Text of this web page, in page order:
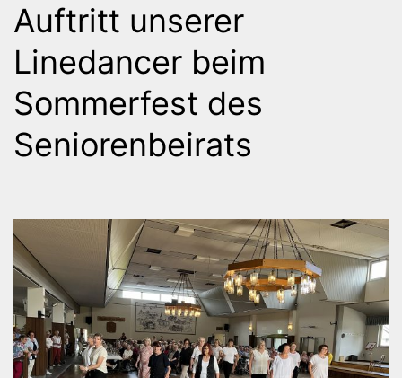
Auftritt unserer
Linedancer beim
Sommerfest des
Seniorenbeirats